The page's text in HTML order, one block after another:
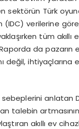
sektörün Türk
verilerine
tüm akıllı
da pazarın
değil,
anlatan
talebin
akıllı ev